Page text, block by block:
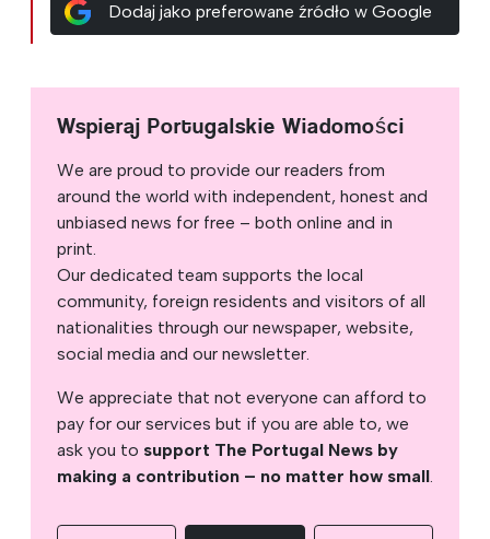
Dodaj jako preferowane źródło w Google
Wspieraj Portugalskie Wiadomości
We are proud to provide our readers from
around the world with independent, honest and
unbiased news for free – both online and in
print.
Our dedicated team supports the local
community, foreign residents and visitors of all
nationalities through our newspaper, website,
social media and our newsletter.
We appreciate that not everyone can afford to
pay for our services but if you are able to, we
ask you to support The Portugal News by
making a contribution – no matter how small.